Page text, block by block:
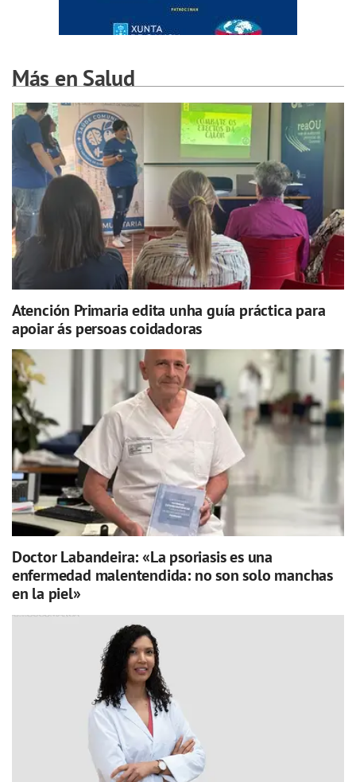
Más en Salud
Atención Primaria edita unha guía práctica para
apoiar ás persoas coidadoras
Doctor Labandeira: «La psoriasis es una
enfermedad malentendida: no son solo manchas
en la piel»